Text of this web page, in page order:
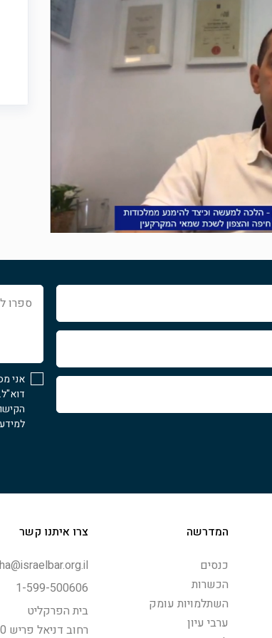
ספרו
לנו
אני
צרו איתנו קשר
1-599-500606
בית הפרקליט
רחוב דניאל פריש 10, תל-אביב
המדרשה
כנסים
הכשרות
השתלמויות עומק
ערבי עיון